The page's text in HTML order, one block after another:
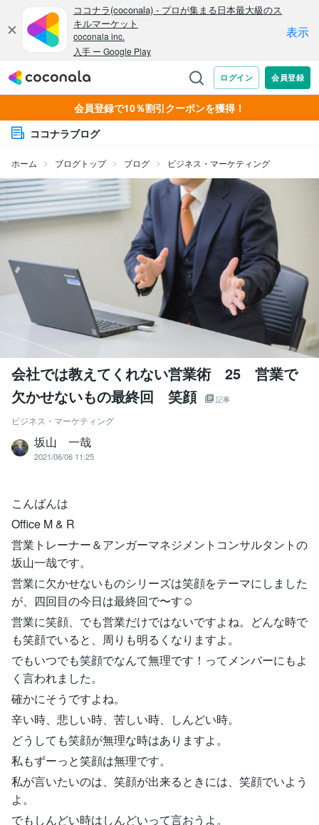
会員登録で10％割引クーポンを獲得！
ココナラブログ
ホーム ブログトップ ブログ ビジネス・マーケティング
会社では教えてくれない営業術 25 営業で
欠かせないもの最終回 笑顔
記事
ビジネス・マーケティング
坂山 一哉
2021/06/06 11:25
こんばんは
Office M & R
営業トレーナー＆アンガーマネジメントコンサルタントの
坂山一哉です。
営業に欠かせないものシリーズは笑顔をテーマにしました
が、四回目の今日は最終回で〜す☺️
営業に笑顔、でも営業だけではないですよね。どんな時で
も笑顔でいると、周りも明るくなりますよ。
でもいつでも笑顔でなんて無理です！ってメンバーにもよ
く言われました。
確かにそうですよね。
辛い時、悲しい時、苦しい時、しんどい時。
どうしても笑顔が無理な時はありますよ。
私もずーっと笑顔は無理です。
私が言いたいのは、笑顔が出来るときには、笑顔でいよう
よ。
でもしんどい時はしんどいって言おうよ。